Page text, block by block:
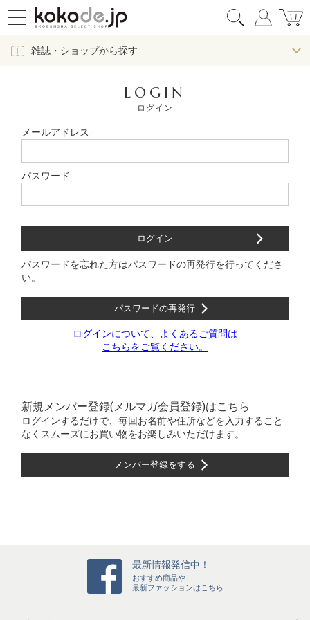
雑誌・ショップから探す
LOGIN
ログイン
メールアドレス
パスワード
パスワードを忘れた方はパスワードの再発行を行ってくださ
い。
パスワードの再発行
ログインについて、よくあるご質問は
こちらをご覧ください。
新規メンバー登録(メルマガ会員登録)はこちら
ログインするだけで、毎回お名前や住所などを入力すること
なくスムーズにお買い物をお楽しみいただけます。
メンバー登録をする
最新情報発信中！
おすすめ商品や
最新ファッションはこちら